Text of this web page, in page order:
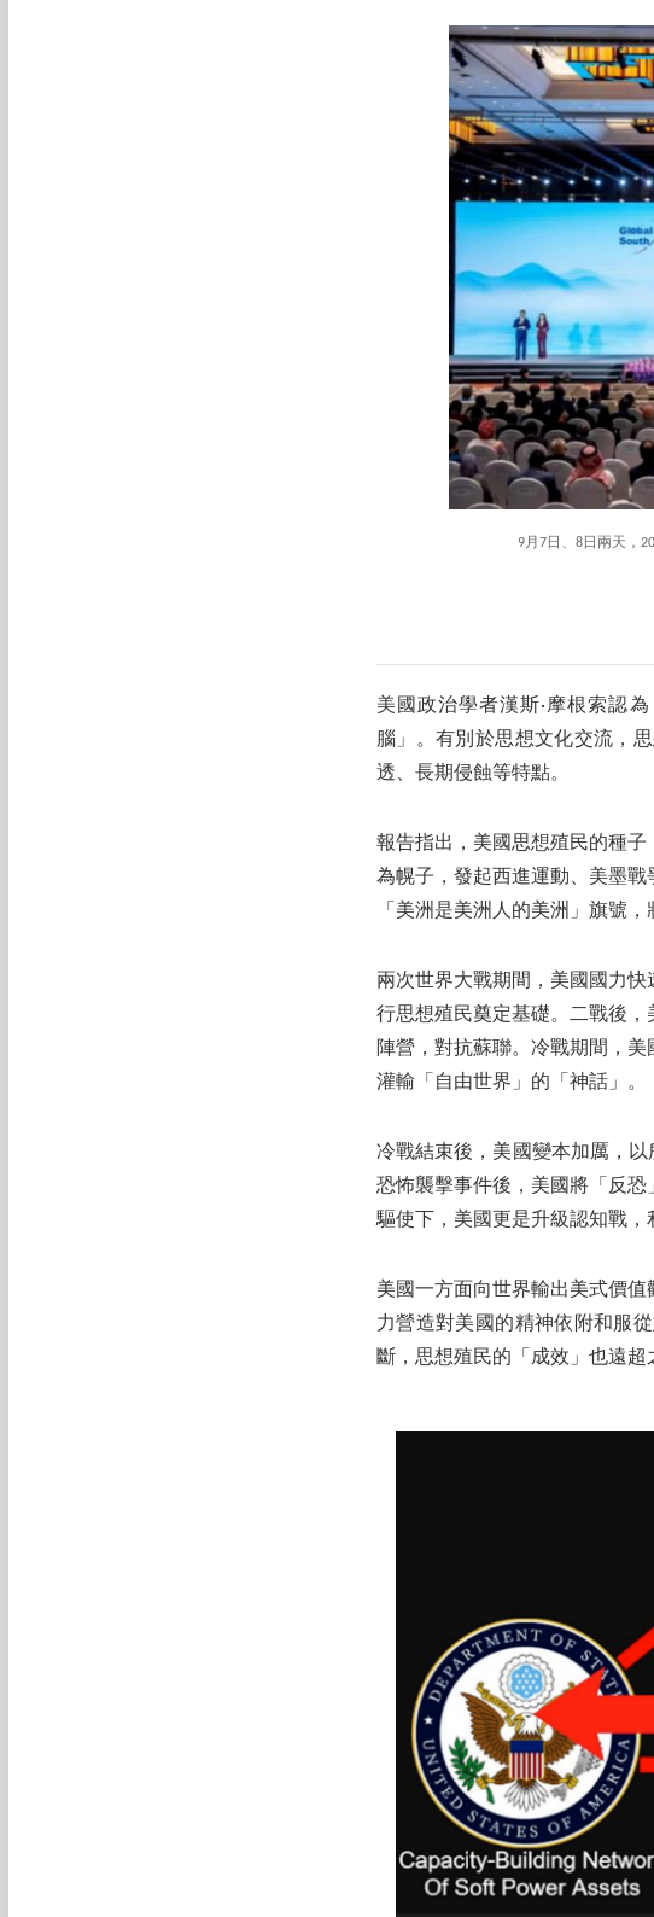
9月7日、8日兩天，
美國政治學者漢斯·摩根索認
腦」。有別於思想文化交流，
透、長期侵蝕等特點。
報告指出，美國思想殖民的種子
為幌子，發起西進運動、美墨
「美洲是美洲人的美洲」旗號
兩次世界大戰期間，美國國力
行思想殖民奠定基礎。二戰後
陣營，對抗蘇聯。冷戰期間，
灌輸「自由世界」的「神話」。
冷戰結束後，美國變本加厲，以
恐怖襲擊事件後，美國將「反
驅使下，美國更是升級認知戰，
美國一方面向世界輸出美式價
力營造對美國的精神依附和服
斷，思想殖民的「成效」也遠超